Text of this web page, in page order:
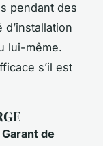
pendant des
lui-même.
s’il est
de